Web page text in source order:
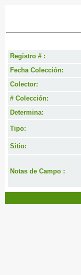
Registro # :
Fecha Colección:
Colector:
# Colección:
Determina:
Tipo:
Sitio:
Notas de Campo :